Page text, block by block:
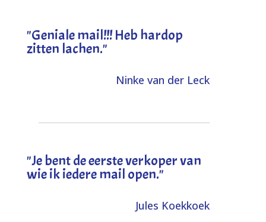
"Geniale mail!!! Heb hardop
zitten lachen."
Ninke van der Leck
"Je bent de eerste verkoper van
wie ik iedere mail open."
Jules Koekkoek